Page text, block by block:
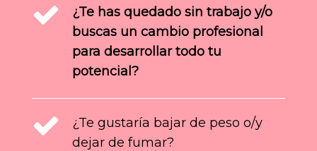
¿Te has quedado sin trabajo y/o
buscas un cambio profesional
para desarrollar todo tu
potencial?
¿Te gustaría bajar de peso o/y
dejar de fumar?